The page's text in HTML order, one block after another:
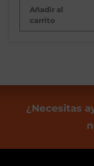
Añadir al
carrito
¿Necesitas